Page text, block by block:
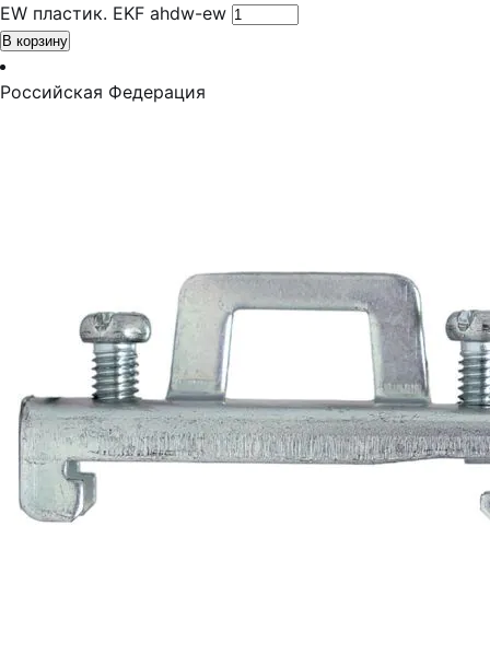
EW пластик. EKF ahdw-ew
В корзину
Российская Федерация